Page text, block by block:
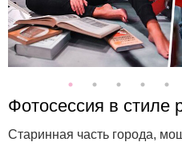
Фотосессия в стиле
Старинная часть города,